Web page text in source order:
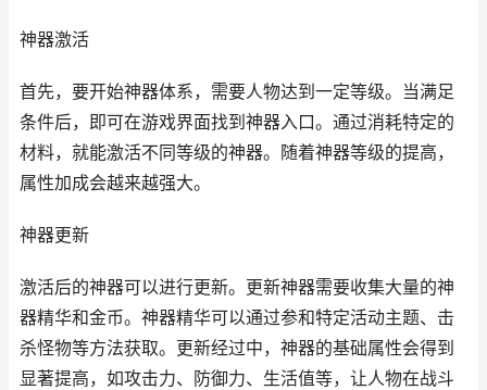
神器激活
首先，要开始神器体系，需要人物达到一定等级。当满足
条件后，即可在游戏界面找到神器入口。通过消耗特定的
材料，就能激活不同等级的神器。随着神器等级的提高，
属性加成会越来越强大。
神器更新
激活后的神器可以进行更新。更新神器需要收集大量的神
器精华和金币。神器精华可以通过参和特定活动主题、击
杀怪物等方法获取。更新经过中，神器的基础属性会得到
显著提高，如攻击力、防御力、生活值等，让人物在战斗